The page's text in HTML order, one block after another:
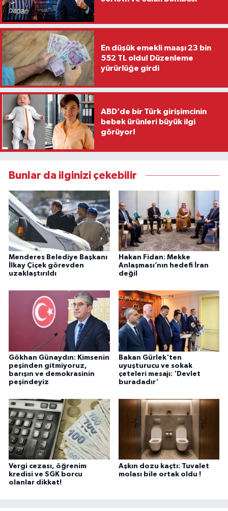
En düşük emekli maaşı 23 bin
552 TL oldu! Düzenleme
yürürlüğe girdi
ABD’de bir Türk girişimcinin
bebek ürünleri büyük ilgi
görüyor!
Bunlar da ilginizi çekebilir
Menderes Belediye Başkanı
İlkay Çiçek görevden
uzaklaştırıldı
Hakan Fidan: Mekke
Anlaşması’nın hedefi İran
değil
Gökhan Günaydın: Kimsenin
peşinden gitmiyoruz,
barışın ve demokrasinin
peşindeyiz
Bakan Gürlek'ten
uyuşturucu ve sokak
çeteleri mesajı: 'Devlet
buradadır'
Vergi cezası, öğrenim
kredisi ve SGK borcu
olanlar dikkat!
Aşkın dozu kaçtı: Tuvalet
molası bile ortak oldu !